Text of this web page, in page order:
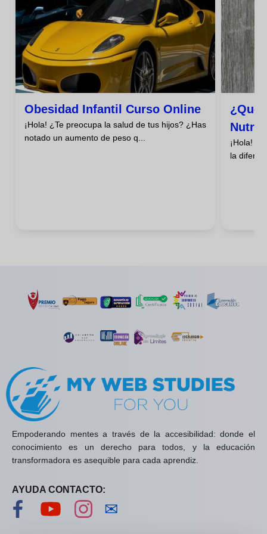
Obesidad Infantil Curso Online
¡Hola! ¿Te preocupa la salud de tus hijos? ¿Has
notado un aumento de peso q...
¿qué
¡Hola!
la
Empoderando mentes a través de la accesibilidad: donde el
conocimiento es un derecho para todos, y la educación
transformadora es asequible para cada aprendiz.
AYUDA CONTACTO:
Visítanos en Facebook
Visítanos en YouTube
Visítanos en Instagram
✉